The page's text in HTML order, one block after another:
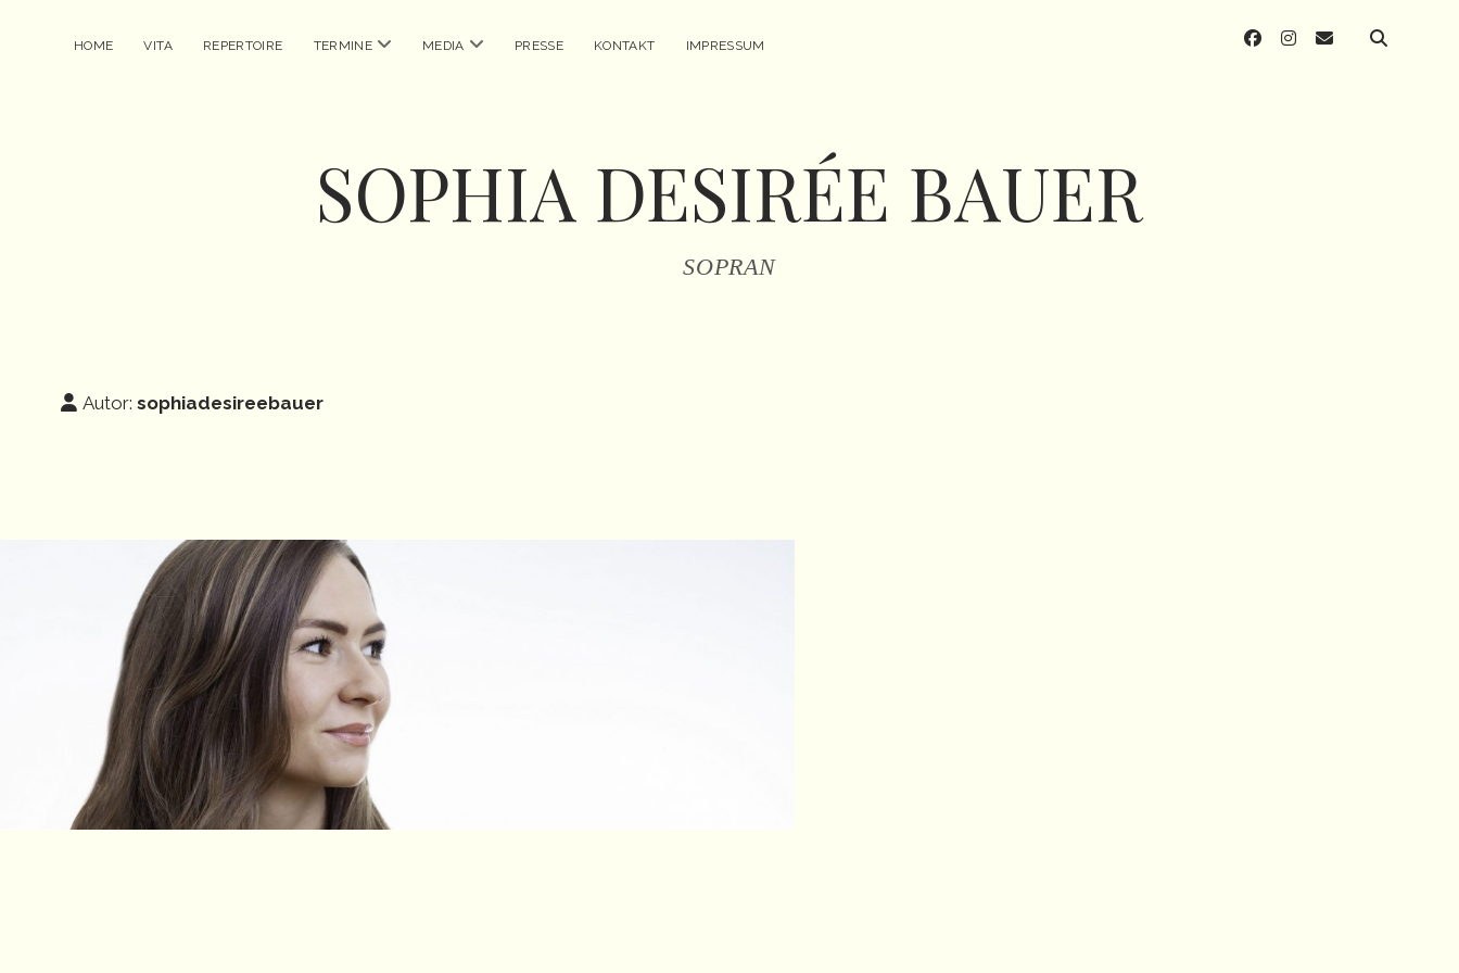
HOME VITA REPERTOIRE TERMINE Menü
MEDIA Menü
PRESSE KONTAKT IMPRESSUM facebookinstagram
email
SOPHIA DESIRÉE BAUER
SOPRAN
Autor: sophiadesireebauer